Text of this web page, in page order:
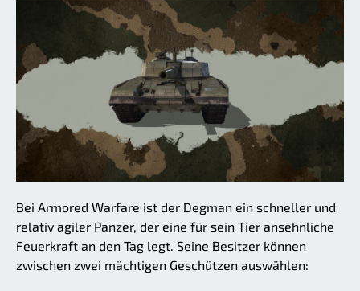
Bei Armored Warfare ist der Degman ein schneller und
relativ agiler Panzer, der eine für sein Tier ansehnliche
Feuerkraft an den Tag legt. Seine Besitzer können
zwischen zwei mächtigen Geschützen auswählen: